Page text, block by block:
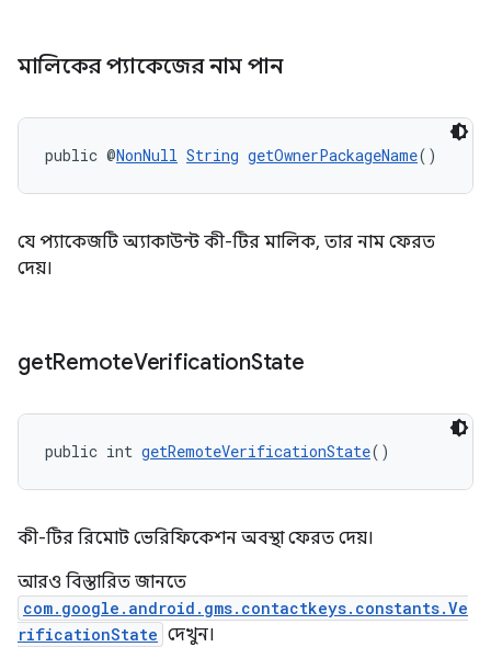
মালিকের প্যাকেজের নাম পান
public @NonNull String getOwnerPackageName()
যে প্যাকেজটি অ্যাকাউন্ট কী-টির মালিক, তার নাম ফেরত
দেয়।
getRemoteVerificationState
public int getRemoteVerificationState()
কী-টির রিমোট ভেরিফিকেশন অবস্থা ফেরত দেয়।
আরও বিস্তারিত জানতে
com.google.android.gms.contactkeys.constants.Ve
rificationState দেখুন।